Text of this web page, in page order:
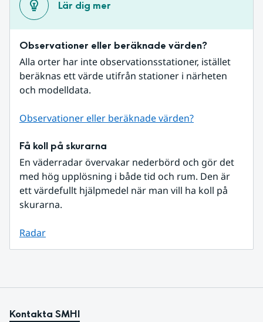
Lär dig mer
Observationer eller beräknade värden?
Alla orter har inte observationsstationer, istället
beräknas ett värde utifrån stationer i närheten
och modelldata.
Observationer eller beräknade värden?
Få koll på skurarna
En väderradar övervakar nederbörd och gör det
med hög upplösning i både tid och rum. Den är
ett värdefullt hjälpmedel när man vill ha koll på
skurarna.
Radar
Kontakta SMHI